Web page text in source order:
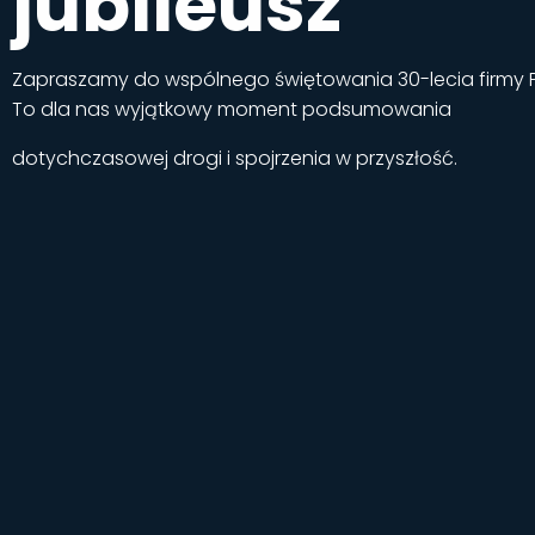
Zapraszamy do wspólnego świętowania 30-lecia firmy
To dla nas wyjątkowy moment podsumowania
dotychczasowej drogi i spojrzenia w przyszłość.